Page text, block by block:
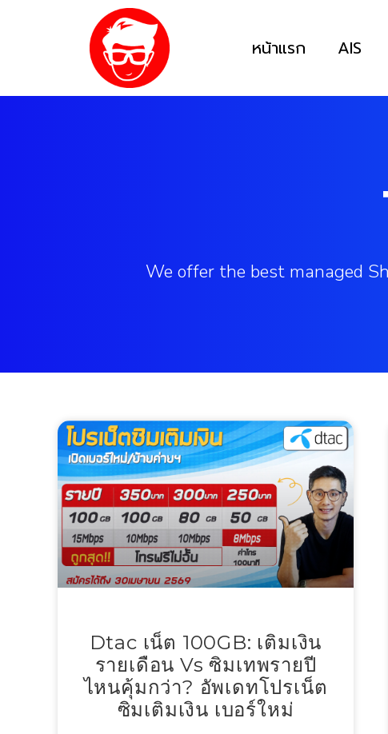
หน้าแรก AIS
We offer the best managed
Dtac เน็ต 100GB: เติมเงิน
รายเดือน Vs ซิมเทพรายปี
ไหนคุ้มกว่า? อัพเดทโปรเน็ต
ซิมเติมเงิน เบอร์ใหม่